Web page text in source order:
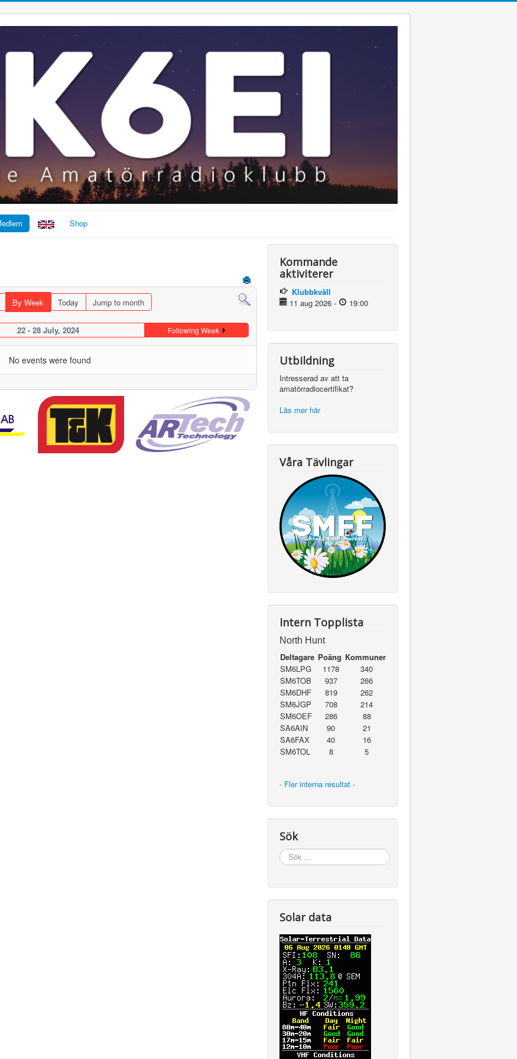
Shop
By Week Today Jump to month
22 - 28 July, 2024 Following Week
No events were found
Kommande
aktiviterer
Klubbkväll
11 aug 2026 - 19:00
Utbildning
Intresserad av att ta
amatörradiocertifikat?
Läs mer här
Våra Tävlingar
Intern Topplista
North Hunt
Deltagare Poäng Kommuner
SM6LPG
1178
340
SM6TOB
937
266
SM6DHF
819
262
SM6JGP
708
214
SM6OEF
286
88
SA6AIN
90
21
SA6FAX
40
16
SM6TOL
8 5
- Fler interna resultat -
Sök
Sök
...
Solar data